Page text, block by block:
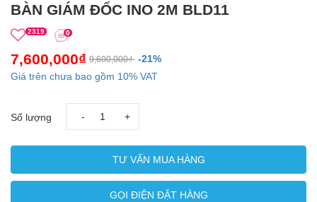
BÀN GIÁM ĐỐC INO 2M BLD11
2319 0
7,600,000₫ 9,600,000₫ -21%
Giá trên chưa bao gồm 10% VAT
Số lượng - +
TƯ VẤN MUA HÀNG
GỌI ĐIỆN ĐẶT HÀNG